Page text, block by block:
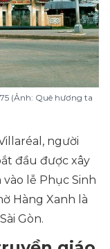
(Ảnh: Quê hương ta
người
đầu được xây
lễ Phục Sinh
Hàng Xanh là
Gòn.